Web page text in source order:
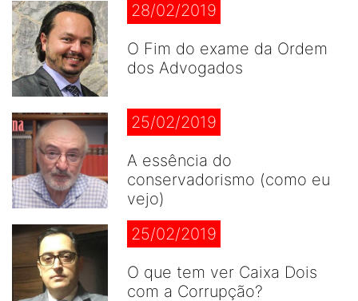
28/02/2019
O Fim do exame da Ordem
dos Advogados
25/02/2019
A essência do
conservadorismo (como eu
vejo)
25/02/2019
O que tem ver Caixa Dois
com a Corrupção?